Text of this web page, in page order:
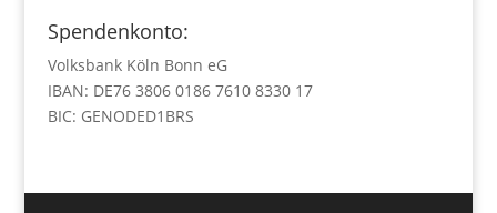
Spendenkonto:
Volksbank Köln Bonn eG
IBAN: DE76 3806 0186 7610 8330 17
BIC: GENODED1BRS